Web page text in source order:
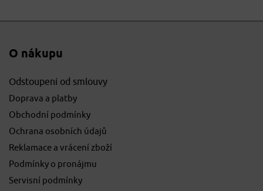
O nákupu
Odstoupení od smlouvy
Doprava a platby
Obchodní podmínky
Ochrana osobních údajů
Reklamace a vrácení zboží
Podmínky o pronájmu
Servisní podmínky